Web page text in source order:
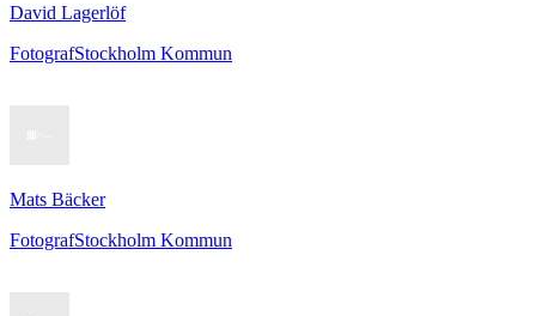
David Lagerlöf
FotografStockholm Kommun
Mats Bäcker
FotografStockholm Kommun